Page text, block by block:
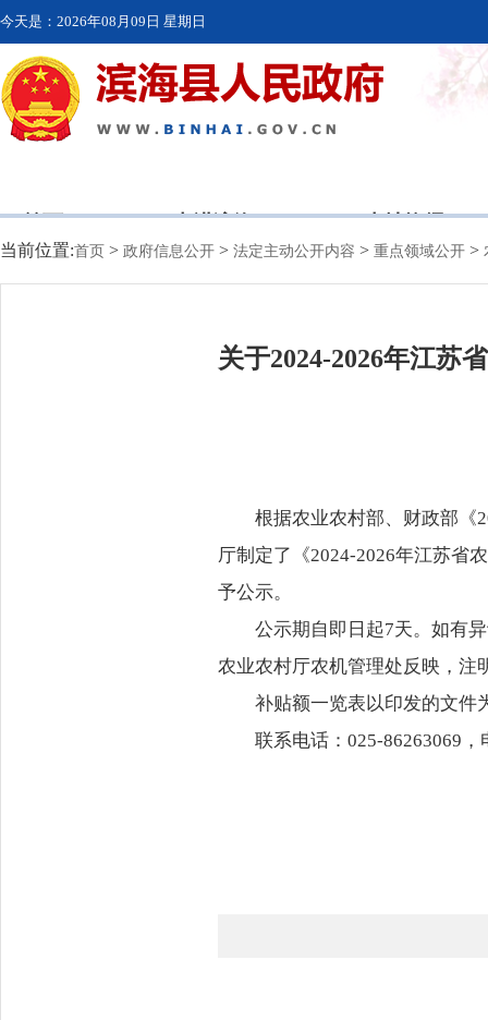
今天是： 2026年08月09日 星期日
首页 走进滨海 本地资讯
当前位置:首页 > 政府信息公开 > 法定主动公开内容 > 重点领域公开 >
关于2024-2026年江苏
根据农业农村部、财政部《
厅制定了《2024-2026年江苏省
予公示。
公示期自即日起7天。如有
农业农村厅农机管理处反映，注
补贴额一览表以印发的文件
联系电话：025-86263069，